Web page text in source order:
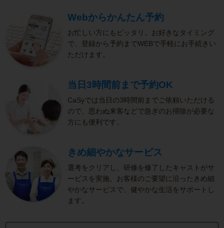
Webからかんたん予約
お忙しい方にもピッタリ。お好きなタイミング
で、登録から予約までWEBで手軽にお手続きい
ただけます。
当日3時間前まで予約OK
CaSyでは当日の3時間前までご依頼いただける
ので、思わぬ来客などで急ぎのお掃除が必要な
方にも便利です。
きめ細やかなサービス
選考をクリアし、研修を修了したキャストがサ
ービスを実施。お客様のご要望に沿ったきめ細
やかなサービスで、健やかな生活をサポートし
ます。